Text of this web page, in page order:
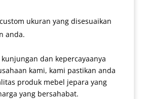
ukuran yang disesuaikan
anda.
dan kepercayaanya
kami, kami pastikan anda
produk mebel jepara yang
yang bersahabat.